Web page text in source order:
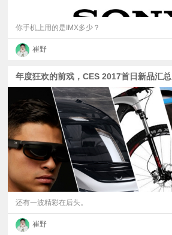
你手机上用的是IMX多少？
崔野
年度狂欢的前戏，CES 2017首日新品汇总
还有一波精彩在后头。
崔野